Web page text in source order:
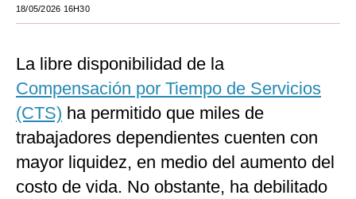
España
Internacional
Tecnología
Club del Suscriptor
G de Gestión
18/05/2026 16H30
La libre disponibilidad de la
Compensación por Tiempo de Servicios
(CTS) ha permitido que miles de
trabajadores dependientes cuenten con
mayor liquidez, en medio del aumento del
costo de vida. No obstante, ha debilitado